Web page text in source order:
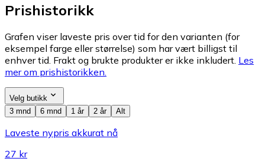
Prishistorikk
Grafen viser laveste pris over tid for den varianten (for
eksempel farge eller størrelse) som har vært billigst til
enhver tid. Frakt og brukte produkter er ikke inkludert. Les
mer om prishistorikken.
Velg butikk
3 mnd
6 mnd 1 år 2 år Alt
Laveste nypris akkurat nå
27 kr